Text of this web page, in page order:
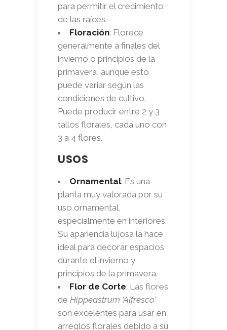
para permitir el crecimiento
de las raíces.
Floración: Florece
generalmente a finales del
invierno o principios de la
primavera, aunque esto
puede variar según las
condiciones de cultivo.
Puede producir entre 2 y 3
tallos florales, cada uno con
3 a 4 flores.
USOS
Ornamental: Es una
planta muy valorada por su
uso ornamental,
especialmente en interiores.
Su apariencia lujosa la hace
ideal para decorar espacios
durante el invierno y
principios de la primavera.
Flor de Corte: Las flores
de Hippeastrum ‘Alfresco’
son excelentes para usar en
arreglos florales debido a su